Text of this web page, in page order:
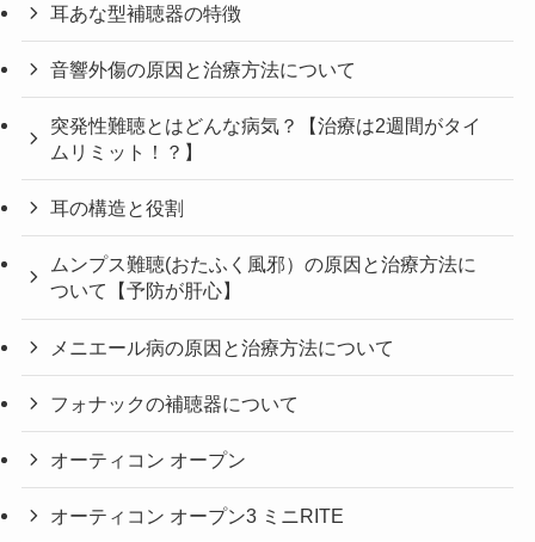
耳あな型補聴器の特徴
音響外傷の原因と治療方法について
突発性難聴とはどんな病気？【治療は2週間がタイ
ムリミット！？】
耳の構造と役割
ムンプス難聴(おたふく風邪）の原因と治療方法に
ついて【予防が肝心】
メニエール病の原因と治療方法について
フォナックの補聴器について
オーティコン オープン
オーティコン オープン3 ミニRITE